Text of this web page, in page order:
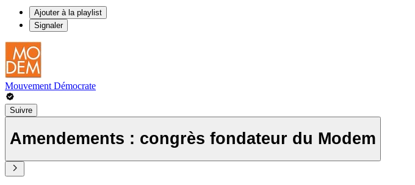
Ajouter à la playlist
Signaler
Mouvement Démocrate
Suivre
Amendements : congrès fondateur du Modem